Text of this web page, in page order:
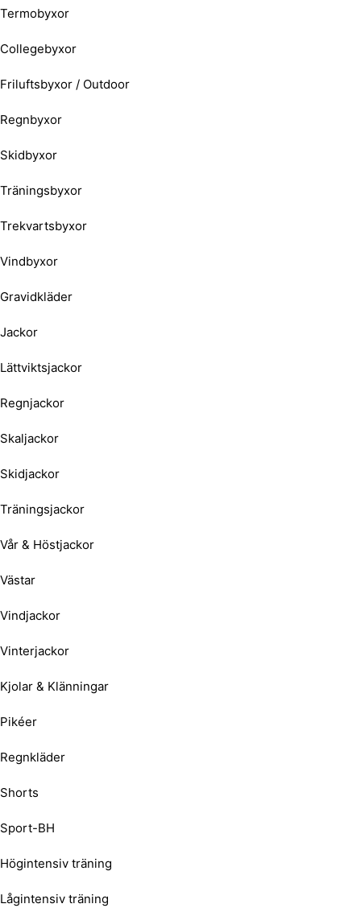
Termobyxor
Collegebyxor
Friluftsbyxor / Outdoor
Regnbyxor
Skidbyxor
Träningsbyxor
Trekvartsbyxor
Vindbyxor
Gravidkläder
Jackor
Lättviktsjackor
Regnjackor
Skaljackor
Skidjackor
Träningsjackor
Vår & Höstjackor
Västar
Vindjackor
Vinterjackor
Kjolar & Klänningar
Pikéer
Regnkläder
Shorts
Sport-BH
Högintensiv träning
Lågintensiv träning